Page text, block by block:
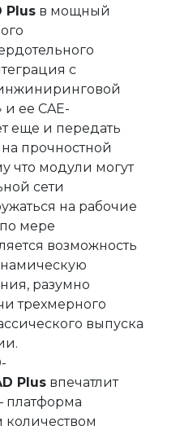
Plus в мощный
с
ее CAE-
еще и передать
прочностной
что модули могут
сети
на рабочие
мере
возможность
разумно
трехмерного
выпуска
Plus впечатлит
платформа
количеством